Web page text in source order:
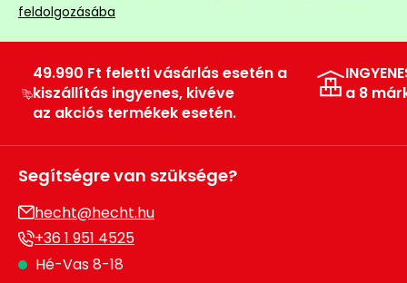
feldolgozásába
49.990 Ft feletti vásárlás esetén a
kiszállítás ingyenes, kivéve
az akciós termékek esetén.
a 8
Segítségre van szüksége?
hecht@hecht.hu
+36 1 951 4525
Hé-Vas 8-18